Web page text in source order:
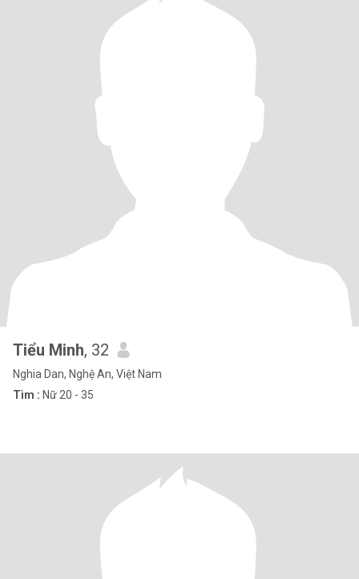
Tiểu Minh, 32
Nghia Dan, Nghệ An, Việt Nam
Tìm : Nữ 20 - 35